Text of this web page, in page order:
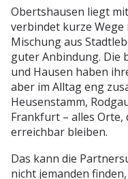
Obertshausen liegt
verbindet kurze
Mischung aus
guter Anbindung. Die
und Hausen haben
aber im Alltag eng
Heusenstamm,
Frankfurt – alles
erreichbar bleiben.
Das kann die
nicht jemanden